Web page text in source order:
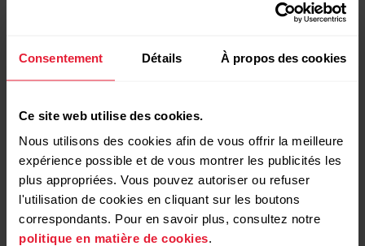
Consentement Détails À propos des cookies
Ce site web utilise des cookies.
Nous utilisons des cookies afin de vous offrir la meilleure
expérience possible et de vous montrer les publicités les
plus appropriées. Vous pouvez autoriser ou refuser
l'utilisation de cookies en cliquant sur les boutons
correspondants. Pour en savoir plus, consultez notre
politique en matière de cookies.
Autre mesure
dans Polar Flow
Comment créer un objectif d'entraînement dans le
service Web Polar Flow ?